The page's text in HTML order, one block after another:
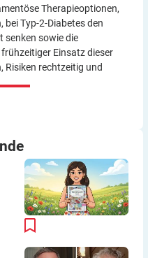
Therapie­optionen,
bei Typ-2-Diabetes den
senken sowie die
Einsatz dieser
Risiken rechtzeitig und